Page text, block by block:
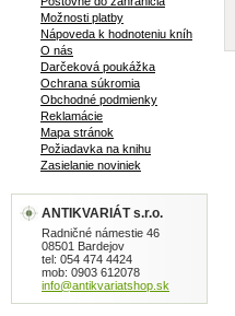
Možnosti platby
Nápoveda k hodnoteniu kníh
O nás
Darčeková poukážka
Ochrana súkromia
Obchodné podmienky
Reklamácie
Mapa stránok
Požiadavka na knihu
Zasielanie noviniek
ANTIKVARIÁT s.r.o.
Radničné námestie 46
08501 Bardejov
tel: 054 474 4424
mob: 0903 612078
info@antikvariatshop.sk